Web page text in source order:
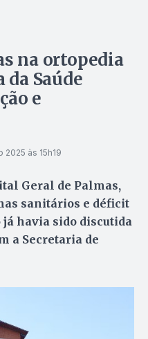
na ortopedia
da Saúde
e
2025 às 15h19
Geral de Palmas,
sanitários e déficit
havia sido discutida
a Secretaria de